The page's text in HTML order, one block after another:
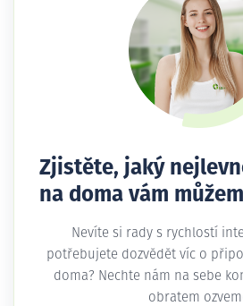
Zjistěte, jaký
na doma vám
Nevíte si rady s rychlostí
potřebujete dozvědět víc o
doma? Nechte nám na sebe
obratem